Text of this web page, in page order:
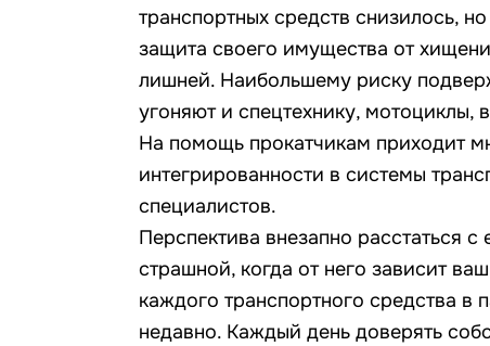
транспортных средств снизилось,
защита своего имущества от
лишней. Наибольшему риску
угоняют и спецтехнику, мотоциклы,
На помощь прокатчикам приходит
интегрированности в системы
специалистов.
Перспектива внезапно расстаться
страшной, когда от него зависит
каждого транспортного средства в
недавно. Каждый день доверять